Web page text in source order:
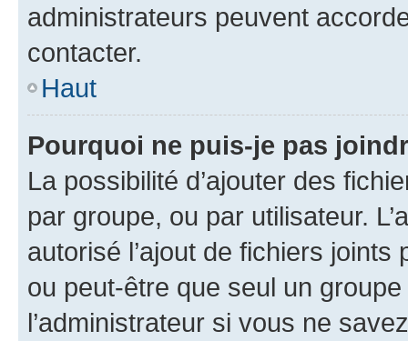
administrateurs peuvent
contacter.
Haut
Pourquoi ne puis-je pas
La possibilité d’ajouter des
par groupe, ou par utilisateur.
autorisé l’ajout de fichiers
ou peut-être que seul un
l’administrateur si vous ne